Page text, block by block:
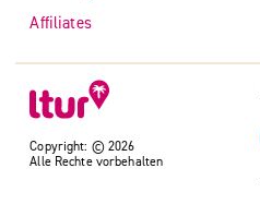
Copyright: © 2026
Alle Rechte vorbehalten
Affiliates